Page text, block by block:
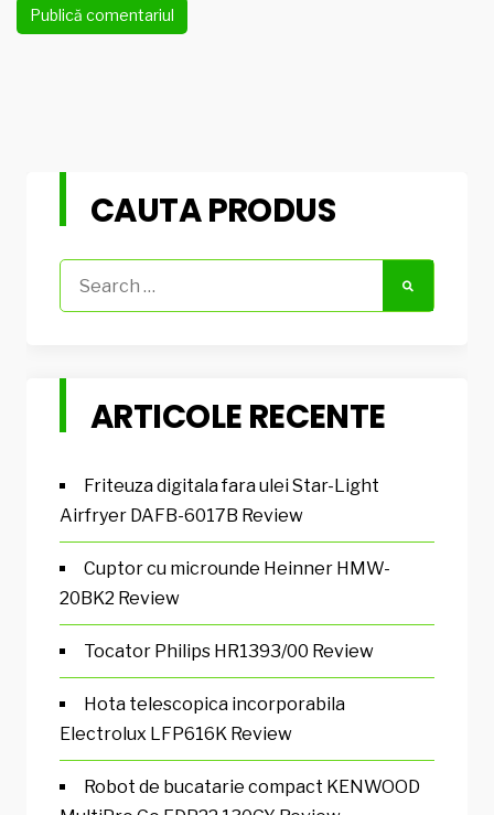
CAUTA PRODUS
for:
ARTICOLE RECENTE
Friteuza digitala fara ulei Star-Light
Airfryer DAFB-6017B Review
Cuptor cu microunde Heinner HMW-
20BK2 Review
Tocator Philips HR1393/00 Review
Hota telescopica incorporabila
Electrolux LFP616K Review
Robot de bucatarie compact KENWOOD